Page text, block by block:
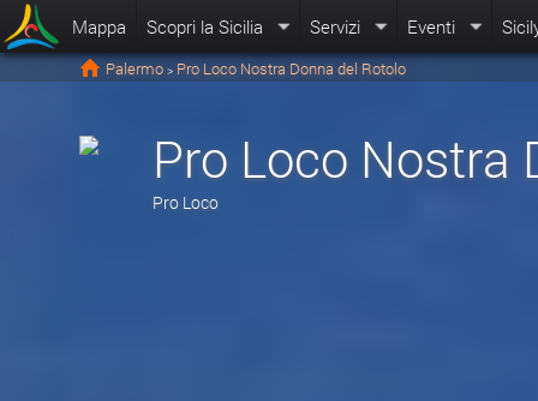
Mappa Scopri la Sicilia Servizi Eventi
Palermo > Pro Loco Nostra Donna del Rotolo
Pro Loco Nostra
Pro Loco